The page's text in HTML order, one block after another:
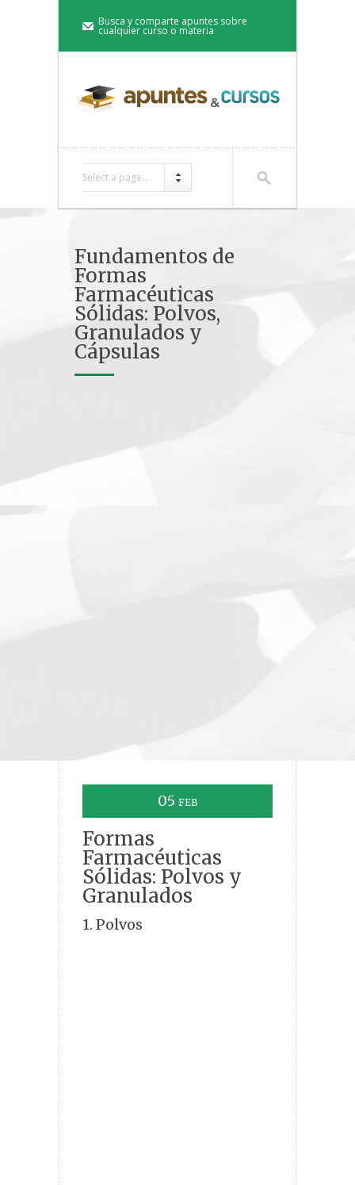
Busca y comparte apuntes sobre
cualquier curso o materia
Select a page...
Fundamentos de
Formas
Farmacéuticas
Sólidas: Polvos,
Granulados y
Cápsulas
05 FEB
Formas
Farmacéuticas
Sólidas: Polvos y
Granulados
1. Polvos